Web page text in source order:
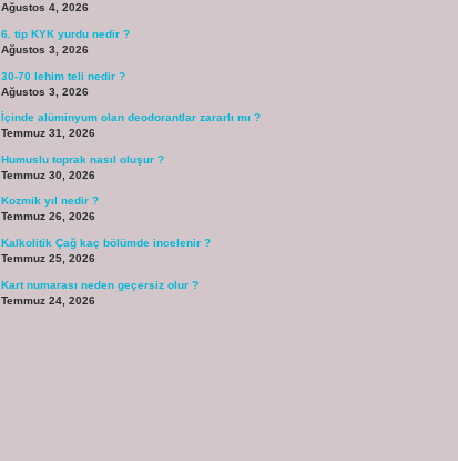
Ağustos 4, 2026
6. tip KYK yurdu nedir ?
Ağustos 3, 2026
30-70 lehim teli nedir ?
Ağustos 3, 2026
İçinde alüminyum olan deodorantlar zararlı mı ?
Temmuz 31, 2026
Humuslu toprak nasıl oluşur ?
Temmuz 30, 2026
Kozmik yıl nedir ?
Temmuz 26, 2026
Kalkolitik Çağ kaç bölümde incelenir ?
Temmuz 25, 2026
Kart numarası neden geçersiz olur ?
Temmuz 24, 2026